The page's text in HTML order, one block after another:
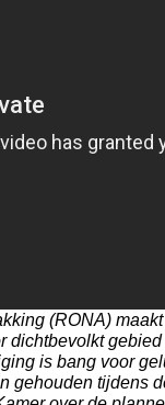
(RONA)
dichtbevolkt
is bang voor
gehouden tijdens